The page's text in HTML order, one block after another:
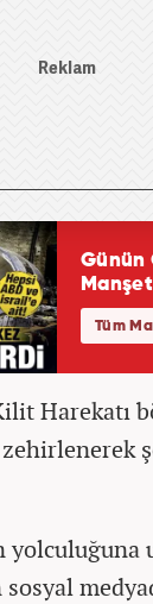
Harekatı
yolculuğuna